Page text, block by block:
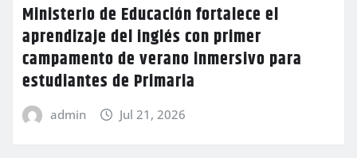
Ministerio de Educación fortalece el
aprendizaje del inglés con primer
campamento de verano inmersivo para
estudiantes de Primaria
admin Jul 21, 2026